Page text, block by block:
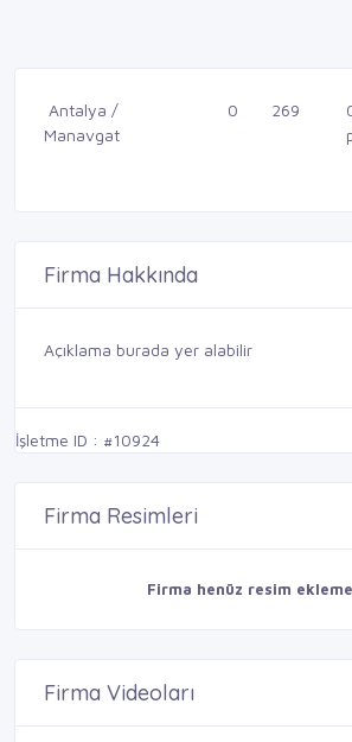
Antalya /
Manavgat
0 269
Firma Hakkında
Açıklama burada yer alabilir
İşletme ID : #10924
Firma Resimleri
Firma henüz resim
Firma Videoları